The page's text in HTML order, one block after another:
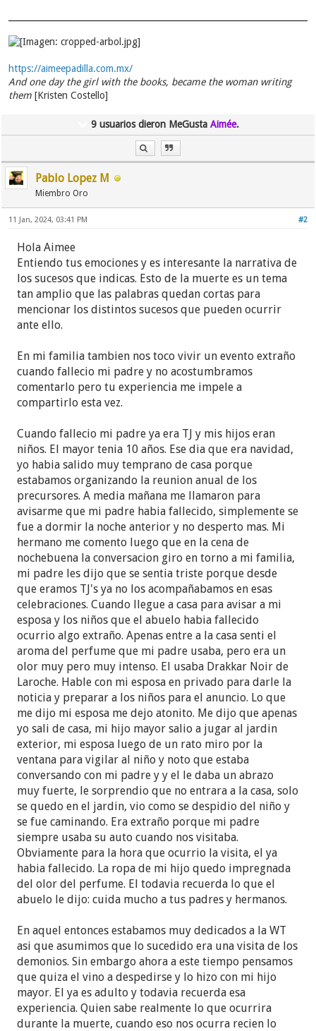
https://aimeepadilla.com.mx/
And one day the girl with the books, became the woman writing
them[Kristen Costello]
9 usuarios dieron MeGusta Aimée.
Pablo Lopez M
Miembro Oro
#2
11 Jan, 2024, 03:41 PM
Hola Aimee
Entiendo tus emociones y es interesante la narrativa de
los sucesos que indicas. Esto de la muerte es un tema
tan amplio que las palabras quedan cortas para
mencionar los distintos sucesos que pueden ocurrir
ante ello.
En mi familia tambien nos toco vivir un evento extraño
cuando fallecio mi padre y no acostumbramos
comentarlo pero tu experiencia me impele a
compartirlo esta vez.
Cuando fallecio mi padre ya era TJ y mis hijos eran
niños. El mayor tenia 10 años. Ese dia que era navidad,
yo habia salido muy temprano de casa porque
estabamos organizando la reunion anual de los
precursores. A media mañana me llamaron para
avisarme que mi padre habia fallecido, simplemente se
fue a dormir la noche anterior y no desperto mas. Mi
hermano me comento luego que en la cena de
nochebuena la conversacion giro en torno a mi familia,
mi padre les dijo que se sentia triste porque desde
que eramos TJ's ya no los acompañabamos en esas
celebraciones. Cuando llegue a casa para avisar a mi
esposa y los niños que el abuelo habia fallecido
ocurrio algo extraño. Apenas entre a la casa senti el
aroma del perfume que mi padre usaba, pero era un
olor muy pero muy intenso. El usaba Drakkar Noir de
Laroche. Hable con mi esposa en privado para darle la
noticia y preparar a los niños para el anuncio. Lo que
me dijo mi esposa me dejo atonito. Me dijo que apenas
yo sali de casa, mi hijo mayor salio a jugar al jardin
exterior, mi esposa luego de un rato miro por la
ventana para vigilar al niño y noto que estaba
conversando con mi padre y y el le daba un abrazo
muy fuerte, le sorprendio que no entrara a la casa, solo
se quedo en el jardin, vio como se despidio del niño y
se fue caminando. Era extraño porque mi padre
siempre usaba su auto cuando nos visitaba.
Obviamente para la hora que ocurrio la visita, el ya
habia fallecido. La ropa de mi hijo quedo impregnada
del olor del perfume. El todavia recuerda lo que el
abuelo le dijo: cuida mucho a tus padres y hermanos.
En aquel entonces estabamos muy dedicados a la WT
asi que asumimos que lo sucedido era una visita de los
demonios. Sin embargo ahora a este tiempo pensamos
que quiza el vino a despedirse y lo hizo con mi hijo
mayor. El ya es adulto y todavia recuerda esa
experiencia. Quien sabe realmente lo que ocurrira
durante la muerte, cuando eso nos ocurra recien lo